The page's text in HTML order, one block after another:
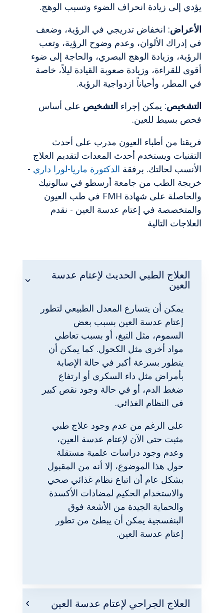
يؤدي إلى زيادة انحراف الضوء وتسبب الوهج.
الأعراض: انخفاض تدريجي في الرؤية، وضعف
في إدراك الألوان، وعدم وضوح الرؤية، وتعب
الرؤية، وزيادة الوهج البصري، والحاجة إلى ضوء
أقوى للقراءة، وزيادة صعوبة القيادة ليلاً، خاصة
في المطر، وأحياناً ازدواجية الرؤية.
التشخيص: يمكن إجراء التشخيص على أساس
فحص بسيط للعين.
فريقنا من أطباء العيون مدرب على أحدث
التقنيات ويستخدم أحدث المعدات لتقديم العلاج
الأنسب لحالتك. برفقة الدكتورة ماريا-لورا داري -
خريجة الطب من جامعة أرسطو في سالونيك
والحاصلة على شهادة FMH في طب العيون
والمتخصصة في إعتام عدسة العين - نقدم
العلاجات التالية
العلاج الطبي الحديث لإعتام عدسة
العين
يمكن أن يتسارع المعدل الطبيعي لتطور
إعتام عدسة العين بسبب بعض
السموم، مثل التبغ، أو بسبب تعاطي
مواد أخرى مثل الكحول. كما يمكن أن
يتطور بسرعة أكبر في حالة الإصابة
بأمراض مثل داء السكري أو ارتفاع
ضغط الدم، أو في حالة وجود نقص كبير
في النظام الغذائي.
على الرغم من عدم وجود علاج طبي
مثبت حتى الآن لإعتام عدسة العين،
وعدم وجود دراسات علمية مستقلة
حول هذا الموضوع، إلا أنه من المقبول
بشكل عام أن اتباع نظام غذائي صحي
والاستخدام الحكيم لمضادات الأكسدة
والحماية الجيدة من الأشعة فوق
البنفسجية يمكن أن يبطئ من تطور
إعتام عدسة العين.
العلاج الجراحي لإعتام عدسة العين